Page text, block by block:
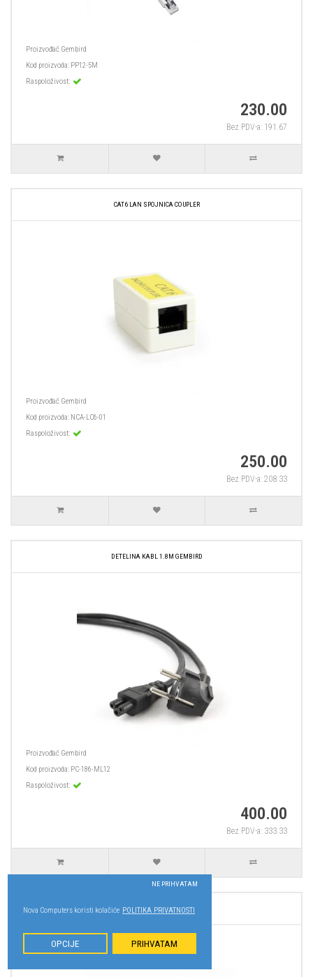
Nova Computers koristi kolačiće POLITIKA PRIVATNOSTI
NE PRIHVATAM
OPCIJE PRIHVATAM
Proizvođač Gembird
Kod proizvoda: PP12-5M
Raspoloživost:
230.00
Bez PDV-a: 191.67
CAT6 LAN SPOJNICA COUPLER
Proizvođač Gembird
Kod proizvoda: NCA-LC6-01
Raspoloživost:
250.00
Bez PDV-a: 208.33
DETELINA KABL 1.8M GEMBIRD
Proizvođač Gembird
Kod proizvoda: PC-186-ML12
Raspoloživost:
400.00
Bez PDV-a: 333.33
DISPLAYPORT - DVI ADAPTER